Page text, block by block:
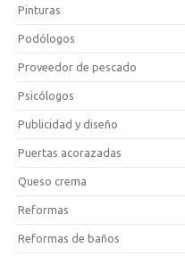
Pinturas
Podólogos
Proveedor de pescado
Psicólogos
Publicidad y diseño
Puertas acorazadas
Queso crema
Reformas
Reformas de baños